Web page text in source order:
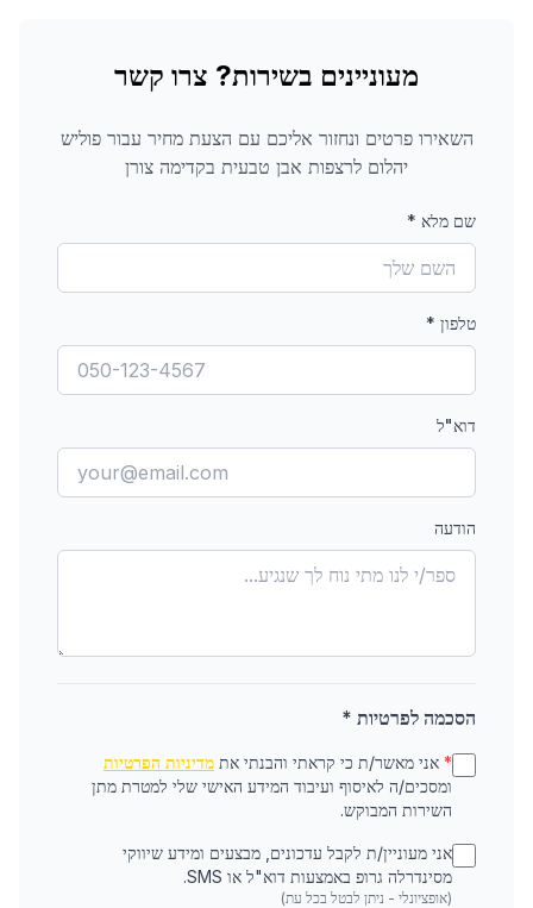
מעוניינים בשירות? צרו קשר
השאירו פרטים ונחזור אליכם עם הצעת מחיר עבורפוליש
יהלום לרצפות אבן טבעית בקדימה צורן
שם מלא *
טלפון *
דוא"ל
הודעה
הסכמה לפרטיות *
* אני מאשר/ת כי קראתי והבנתי את מדיניות הפרטיות
ומסכים/ה לאיסוף ועיבוד המידע האישי שלי למטרת מתן
השירות המבוקש.
אני מעוניין/ת לקבל עדכונים, מבצעים ומידע שיווקי
מסינדרלה גרופ באמצעות דוא"ל או SMS.
(אופציונלי - ניתן לבטל בכל עת)